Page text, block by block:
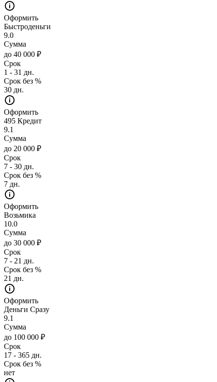
Оформить
Быстроденьги
9.0
Сумма
до 40 000 ₽
Срок
1 - 31 дн.
Срок без %
30 дн.
Оформить
495 Кредит
9.1
Сумма
до 20 000 ₽
Срок
7 - 30 дн.
Срок без %
7 дн.
Оформить
Возьмика
10.0
Сумма
до 30 000 ₽
Срок
7 - 21 дн.
Срок без %
21 дн.
Оформить
Деньги Сразу
9.1
Сумма
до 100 000 ₽
Срок
17 - 365 дн.
Срок без %
нет